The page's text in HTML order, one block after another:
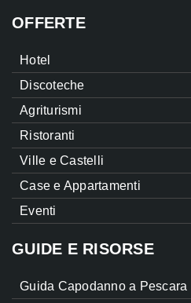
OFFERTE
Hotel
Discoteche
Agriturismi
Ristoranti
Ville e Castelli
Case e Appartamenti
Eventi
GUIDE E RISORSE
Guida Capodanno a Pescara